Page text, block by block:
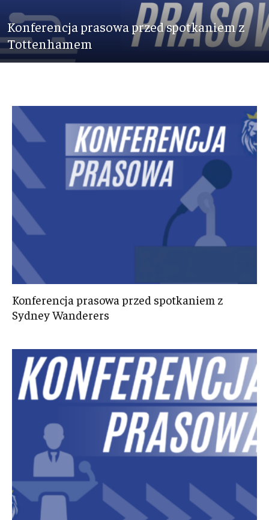
Konferencja prasowa przed spotkaniem z
Tottenhamem
Konferencja prasowa przed spotkaniem z
Sydney Wanderers